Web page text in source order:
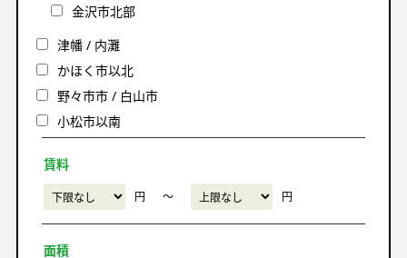
金沢市北部
津幡 / 内灘
かほく市以北
野々市市 / 白山市
小松市以南
賃料
円 〜 円
面積